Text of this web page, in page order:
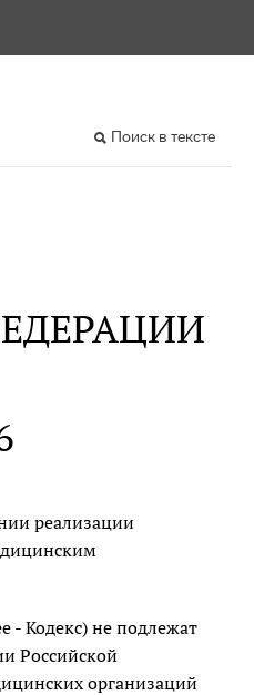
Поиск в тексте
реализации
- Кодекс) не подлежат
Российской
организаций